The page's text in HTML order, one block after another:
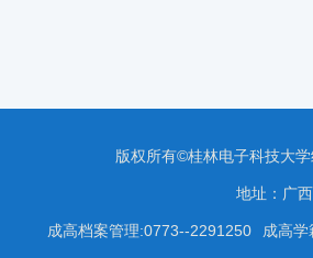
版权所有©桂林电子科技大
地址：广
成高档案管理:0773--2291250 成高